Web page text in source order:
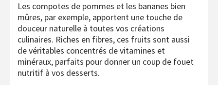
Les compotes de pommes et les bananes bien
mûres, par exemple, apportent une touche de
douceur naturelle à toutes vos créations
culinaires. Riches en fibres, ces fruits sont aussi
de véritables concentrés de vitamines et
minéraux, parfaits pour donner un coup de fouet
nutritif à vos desserts.